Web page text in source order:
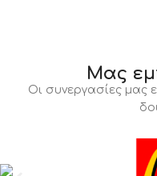
Μας
Οι συνεργασίες μας